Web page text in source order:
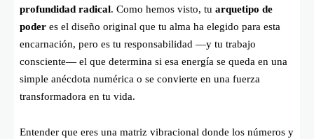
profundidad radical. Como hemos visto, tu arquetipo de
poder es el diseño original que tu alma ha elegido para esta
encarnación, pero es tu responsabilidad —y tu trabajo
consciente— el que determina si esa energía se queda en una
simple anécdota numérica o se convierte en una fuerza
transformadora en tu vida.
Entender que eres una matriz vibracional donde los números y